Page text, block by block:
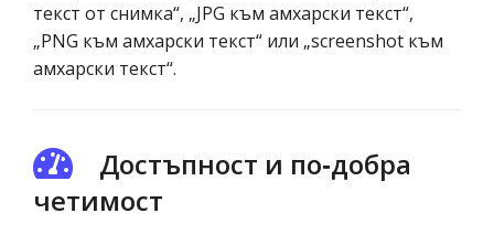
текст от снимка“, „JPG към амхарски текст“,
„PNG към амхарски текст“ или „screenshot към
амхарски текст“.
Достъпност и по‑добра
четимост